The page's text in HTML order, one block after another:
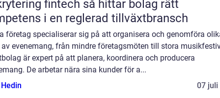
fintech så hittar bolag rätt
i en reglerad tillväxtbransch
företag specialiserar sig på att organisera och genomföra
av evenemang, från mindre företagsmöten till stora
är expert på att planera, koordinera och producera
De arbetar nära sina kunder för a...
07 juli